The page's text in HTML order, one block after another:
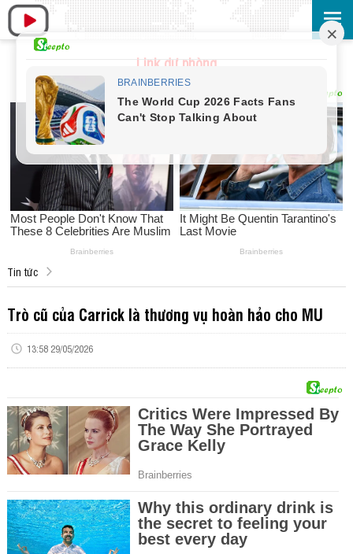
Link dự phòng
Tin tức
Trò cũ của Carrick là thương vụ hoàn hảo cho MU
13:58 29/05/2026